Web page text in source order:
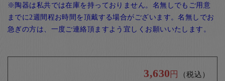
※陶器は私共では在庫を持っておりません。名無しでもご用意
までに2週間程お時間を頂戴する場合がございます。名無しでお
急ぎの方は、一度ご連絡頂ますよう宜しくお願いいたします。
3,630 円 （税込）